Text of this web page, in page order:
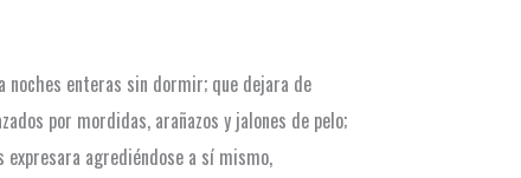
noches enteras sin dormir; que dejara de
por mordidas, arañazos y jalones de pelo;
agrediéndose a sí mismo,